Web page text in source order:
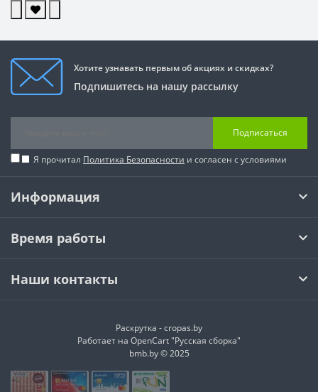
Хотите узнавать первым об акциях и скидках?
Подпишитесь на нашу рассылку
Подписаться
Я прочитал Политика Безопасности и согласен с условиями
Информация
Время работы
Наши контакты
Раскрутка -cropas.by
Работает на OpenCart "Русская сборка"
bmb.by © 2025